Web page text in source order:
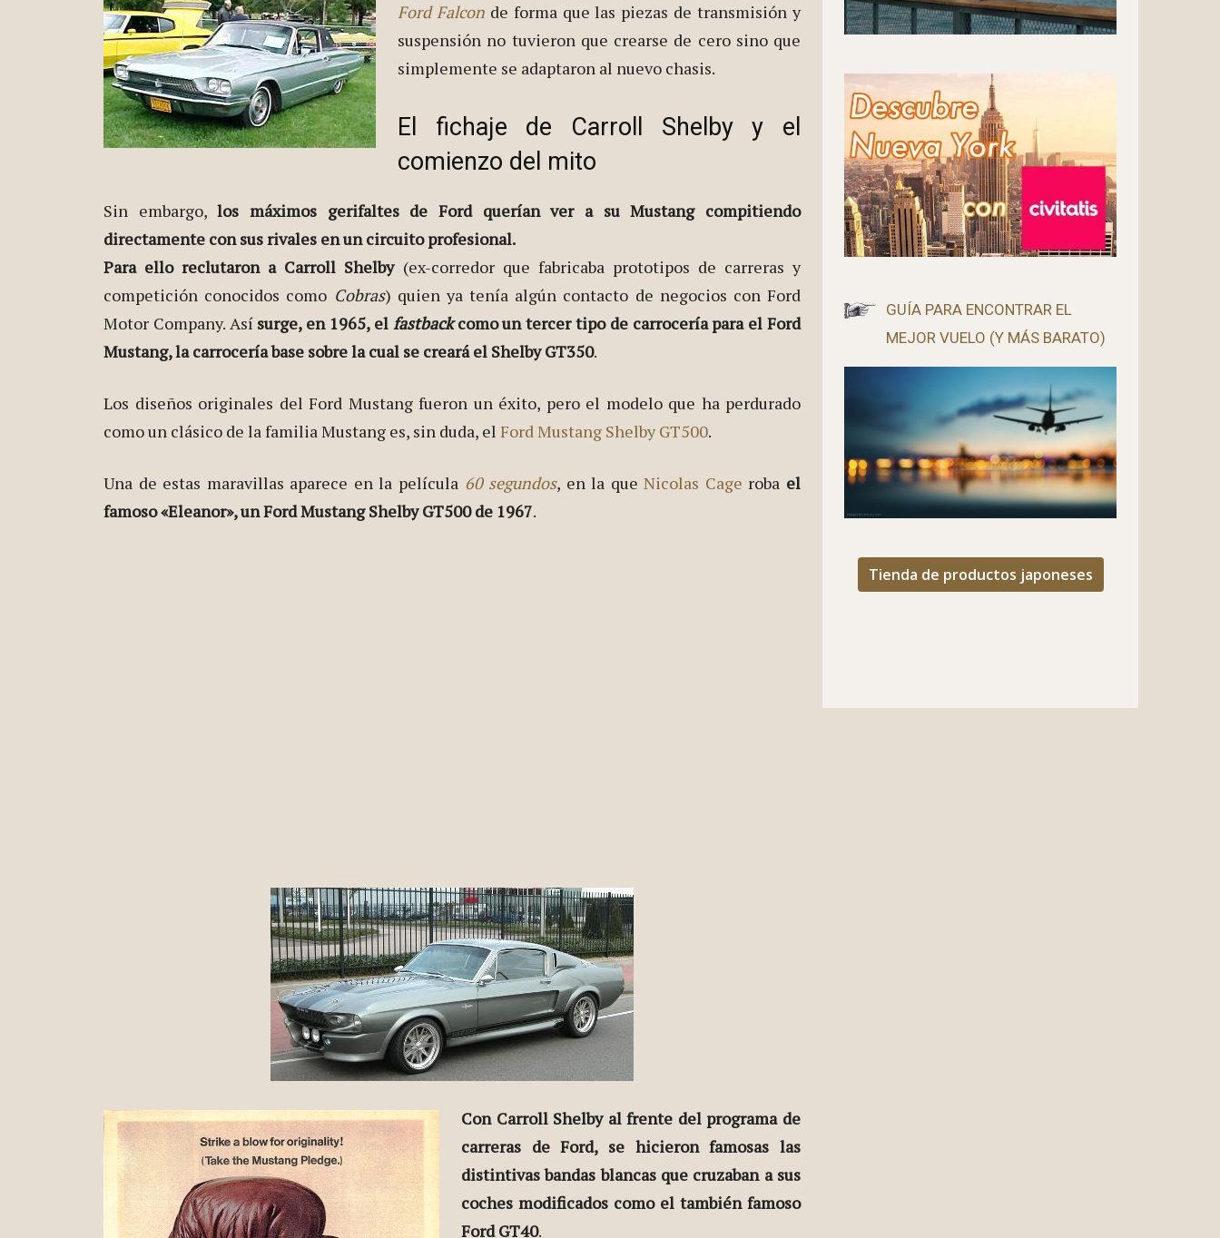
Ford Falconde forma que las piezas de transmisión y
suspensión no tuvieron que crearse de cero sino que
simplemente se adaptaron al nuevo chasis.
El fichaje de Carroll Shelby y el
comienzo del mito
Sin embargo,los máximos gerifaltes de Ford querían ver a su Mustang compitiendo
directamente con sus rivales en un circuito profesional.
Para ello reclutaron a Carroll Shelby(ex-corredor que fabricaba prototipos de carreras y
competición conocidos como Cobras) quien ya tenía algún contacto de negocios con Ford
Motor Company. Así surge, en 1965, el fastbackcomo un tercer tipo de carrocería para el Ford
Mustang, la carrocería base sobre la cual se creará el Shelby GT350.
Los diseños originales del Ford Mustang fueron un éxito, pero el modelo que ha perdurado
como un clásico de la familia Mustang es, sin duda, el Ford Mustang Shelby GT500.
Una de estas maravillas aparece en la película 60 segundos, en la queNicolas Cage roba el
famoso «Eleanor», un Ford Mustang Shelby GT500 de 1967.
Con Carroll Shelby al frente del programa de
carreras de Ford, se hicieron famosas las
distintivas bandas blancas que cruzaban a sus
coches modificados como el también famoso
Ford GT40.
GUÍA PARA ENCONTRAR EL
MEJOR VUELO (Y MÁS BARATO)
Tienda de productos japoneses